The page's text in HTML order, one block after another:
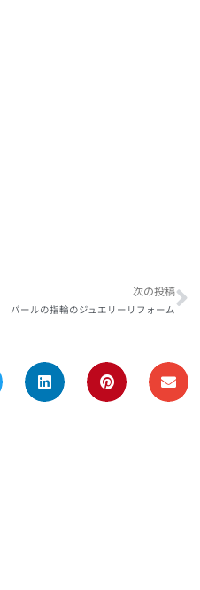
次の投稿
パールの指輪のジュエリーリフォーム